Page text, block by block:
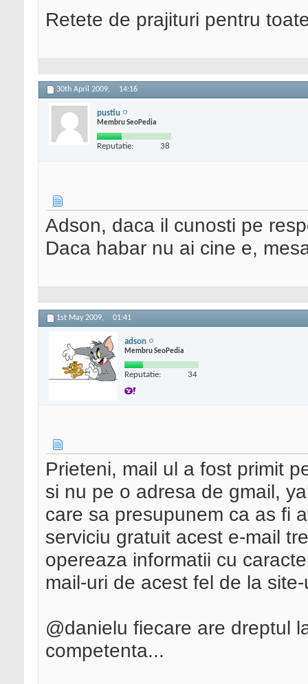
Retete de prajituri pentru
30th April 2009, 14:16
pustiu
Membru SeoPedia
Reputatie: 38
Adson, daca il cunosti pe
Daca habar nu ai cine e,
1st May 2009, 01:41
adson
Membru SeoPedia
Reputatie: 34
Prieteni, mail ul a fost primit
si nu pe o adresa de gmail,
care sa presupunem ca as fi
serviciu gratuit acest e-mail
opereaza informatii cu
mail-uri de acest fel de la
@danielu fiecare are dreptul
competenta...